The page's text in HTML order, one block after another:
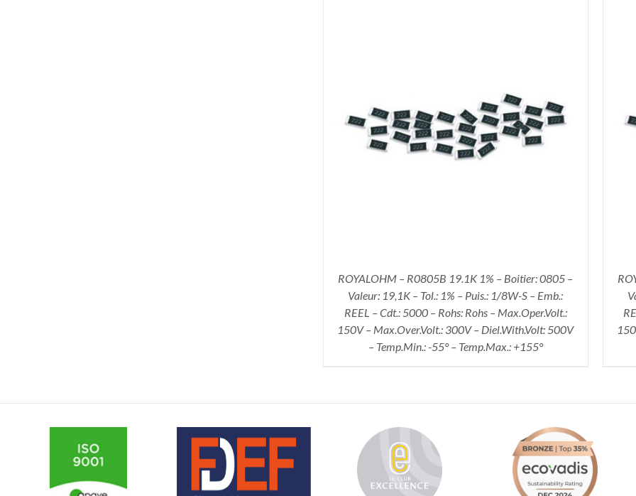
ROYALOHM – R0805B 19.1K 1% – Boitier: 0805 –
Valeur: 19,1K – Tol.: 1% – Puis.: 1/8W-S – Emb.:
REEL – Cdt.: 5000 – Rohs: Rohs – Max.Oper.Volt.:
150V – Max.Over.Volt.: 300V – Diel.With.Volt: 500V
– Temp.Min.: -55° – Temp.Max.: +155°
AJOUTER AU PANIER / DÉTAILS